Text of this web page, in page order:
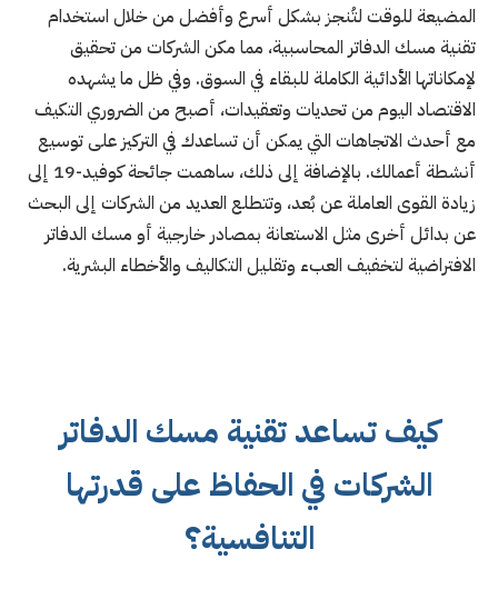
المضيعة للوقت لتُنجز بشكل أسرع وأفضل من خلال استخدام
تقنية مسك الدفاتر المحاسبية، مما مكن الشركات من تحقيق
لإمكاناتها الأدائية الكاملة للبقاء في السوق. وفي ظل ما يشهده
الاقتصاد اليوم من تحديات وتعقيدات، أصبح من الضروري التكيف
مع أحدث الاتجاهات التي يمكن أن تساعدك في التركيز على توسيع
أنشطة أعمالك. بالإضافة إلى ذلك، ساهمت جائحة كوفيد-19 إلى
زيادة القوى العاملة عن بُعد، وتتطلع العديد من الشركات إلى البحث
عن بدائل أخرى مثل الاستعانة بمصادر خارجية أو مسك الدفاتر
الافتراضية لتخفيف العبء وتقليل التكاليف والأخطاء البشرية.
كيف تساعد تقنية مسك الدفاتر
الشركات في الحفاظ على قدرتها
التنافسية؟